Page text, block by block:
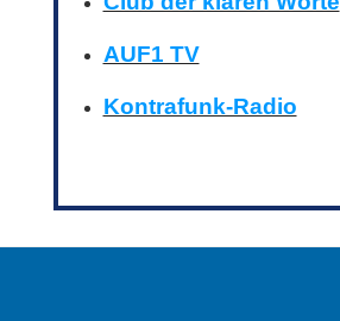
AUF1 TV
Kontrafunk-Radio